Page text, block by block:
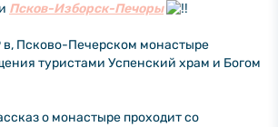
Псков-Изборск-Печоры
в, Псково-Печерском монастыре
туристами Успенский храм и Богом
о монастыре проходит со